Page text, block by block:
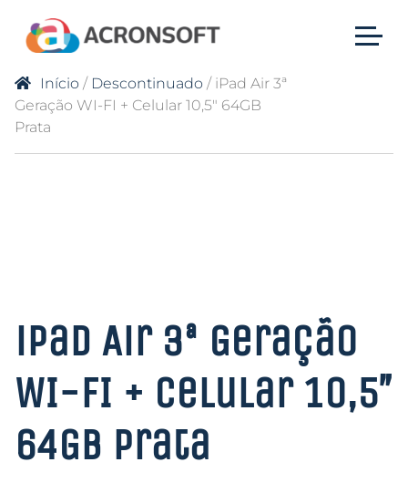
Início / Descontinuado / iPad Air 3ª
Geração WI-FI + Celular 10,5″ 64GB
Prata
iPad Air 3ª Geração
WI-FI + Celular 10,5″
64GB Prata